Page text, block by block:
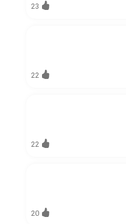
23
22
22
20